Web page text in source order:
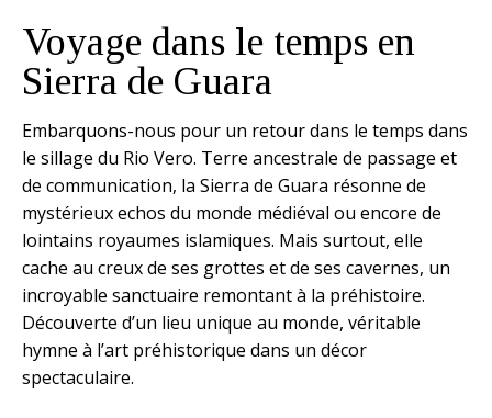
Voyage dans le temps en
Sierra de Guara
Embarquons-nous pour un retour dans le temps dans
le sillage du Rio Vero. Terre ancestrale de passage et
de communication, la Sierra de Guara résonne de
mystérieux echos du monde médiéval ou encore de
lointains royaumes islamiques. Mais surtout, elle
cache au creux de ses grottes et de ses cavernes, un
incroyable sanctuaire remontant à la préhistoire.
Découverte d’un lieu unique au monde, véritable
hymne à l’art préhistorique dans un décor
spectaculaire.